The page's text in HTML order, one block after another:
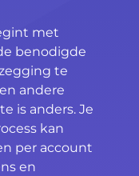
met
benodigde
te
andere
is anders. Je
kan
per account
en